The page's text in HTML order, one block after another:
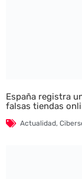
España registra
falsas tiendas
Actualidad,